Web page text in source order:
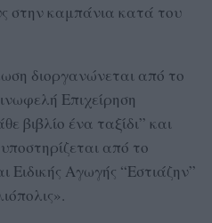
στην καμπάνια κατά του
διοργανώνεται από το
Επιχείρηση
βιβλίο ένα ταξίδι” και
από το
Ειδικής Αγωγής “Εστιάζην”